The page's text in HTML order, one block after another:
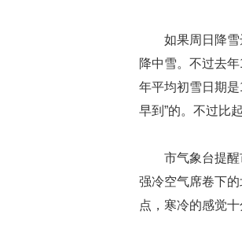
如果周日降
降中雪。不过去
年平均初雪日期
早到”的。不过比
市气象台提
强冷空气席卷下
点，寒冷的感觉